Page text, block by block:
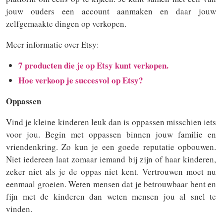
jouw ouders een account aanmaken en daar jouw
zelfgemaakte dingen op verkopen.
Meer informatie over Etsy:
7 producten die je op Etsy kunt verkopen.
Hoe verkoop je succesvol op Etsy?
Oppassen
Vind je kleine kinderen leuk dan is oppassen misschien iets
voor jou. Begin met oppassen binnen jouw familie en
vriendenkring. Zo kun je een goede reputatie opbouwen.
Niet iedereen laat zomaar iemand bij zijn of haar kinderen,
zeker niet als je de oppas niet kent. Vertrouwen moet nu
eenmaal groeien. Weten mensen dat je betrouwbaar bent en
fijn met de kinderen dan weten mensen jou al snel te
vinden.